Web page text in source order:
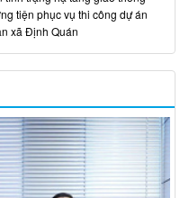
tiện phục vụ thi công dự án
xã Định Quán